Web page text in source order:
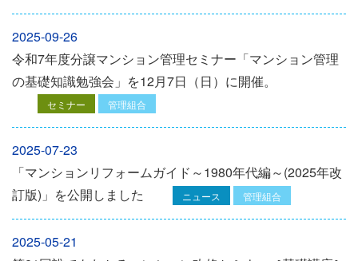
2025-09-26
令和7年度分譲マンション管理セミナー「マンション管理
の基礎知識勉強会」を12⽉7⽇（⽇）に開催。
セミナー 管理組合
2025-07-23
「マンションリフォームガイド～1980年代編～(2025年改
訂版)」を公開しました
ニュース 管理組合
2025-05-21